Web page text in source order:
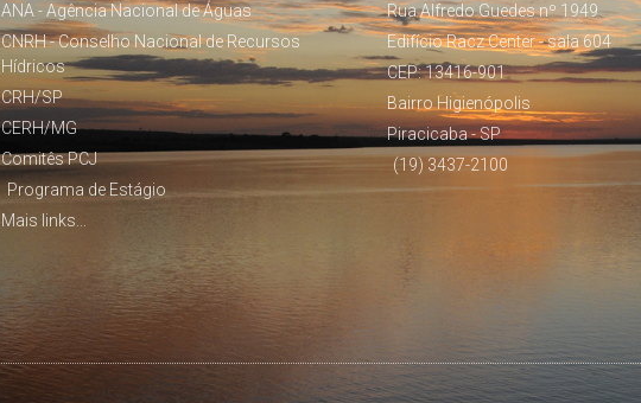
ANA - Agência Nacional de Águas
CNRH - Conselho Nacional de Recursos
Hídricos
CRH/SP
CERH/MG
Comitês PCJ
Programa de Estágio
Mais links...
Rua Alfredo Guedes nº 1949
Edifício Racz Center - sala 604
CEP: 13416-901
Bairro Higienópolis
Piracicaba - SP
(19) 3437-2100